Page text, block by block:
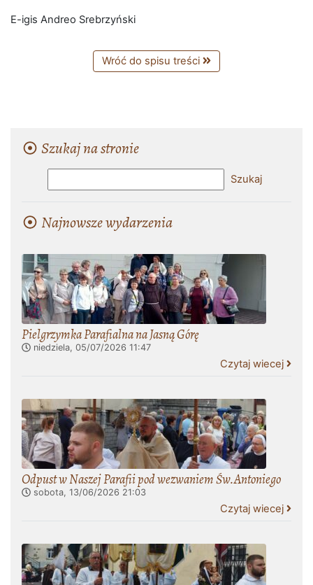
E-igis Andreo Srebrzyński
Wróć do spisu treści
Szukaj na stronie
Najnowsze wydarzenia
Pielgrzymka Parafialna na Jasną Górę
niedziela, 05/07/2026 11:47
Czytaj wiecej
Odpust w Naszej Parafii pod wezwaniem Św.Antoniego
sobota, 13/06/2026 21:03
Czytaj wiecej